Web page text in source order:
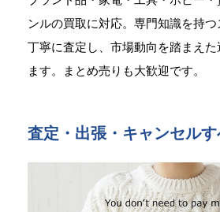
ンルの買取に対応。専門知識を持
丁寧に査定し、市場動向を踏まえ
ます。まとめ売りも大歓迎です。
査定・出張・キャンセル